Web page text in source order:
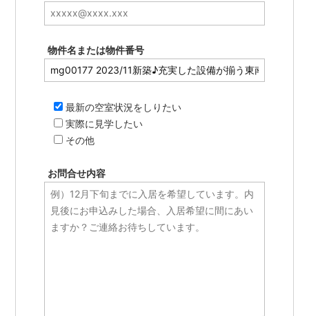
物件名または物件番号
最新の空室状況をしりたい
実際に見学したい
その他
お問合せ内容